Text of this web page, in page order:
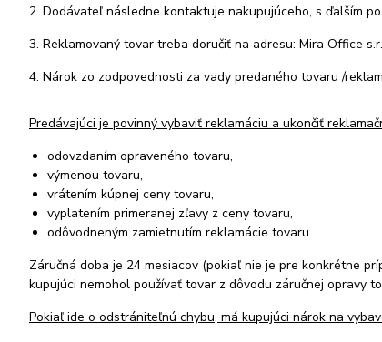
2. Dodávateľ následne kontaktuje nakupujúceho, s ďalším
3. Reklamovaný tovar treba doručiť na adresu: Mira Office
4. Nárok zo zodpovednosti za vady predaného tovaru /
Predávajúci je povinný vybaviť reklamáciu a ukončiť
odovzdaním opraveného tovaru,
výmenou tovaru,
vrátením kúpnej ceny tovaru,
vyplatením primeranej zľavy z ceny tovaru,
odôvodneným zamietnutím reklamácie tovaru.
Záručná doba je 24 mesiacov (pokiaľ nie je pre konkrétne
kupujúci nemohol používať tovar z dôvodu záručnej opravy
Pokiaľ ide o odstrániteľnú chybu, má kupujúci nárok na